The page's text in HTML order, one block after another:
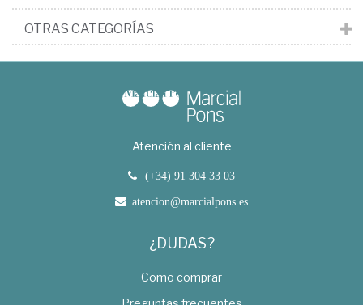
OTRAS CATEGORÍAS
Atención al cliente
(+34) 91 304 33 03
atencion@marcialpons.es
¿DUDAS?
Como comprar